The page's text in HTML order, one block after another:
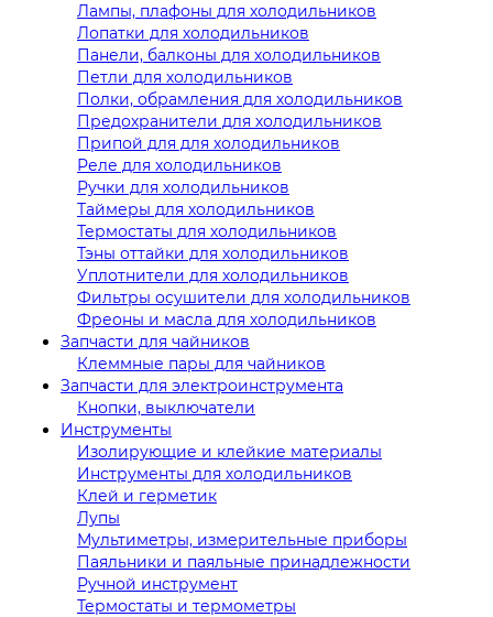
Лампы, плафоны для холодильников
Лопатки для холодильников
Панели, балконы для холодильников
Петли для холодильников
Полки, обрамления для холодильников
Предохранители для холодильников
Припой для для холодильников
Реле для холодильников
Ручки для холодильников
Таймеры для холодильников
Термостаты для холодильников
Тэны оттайки для холодильников
Уплотнители для холодильников
Фильтры осушители для холодильников
Фреоны и масла для холодильников
Запчасти для чайников
Клеммные пары для чайников
Запчасти для электроинструмента
Кнопки, выключатели
Инструменты
Изолирующие и клейкие материалы
Инструменты для холодильников
Клей и герметик
Лупы
Мультиметры, измерительные приборы
Паяльники и паяльные принадлежности
Ручной инструмент
Термостаты и термометры